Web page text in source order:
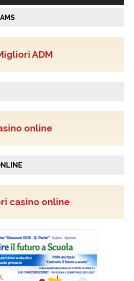
ADM
online
casino online